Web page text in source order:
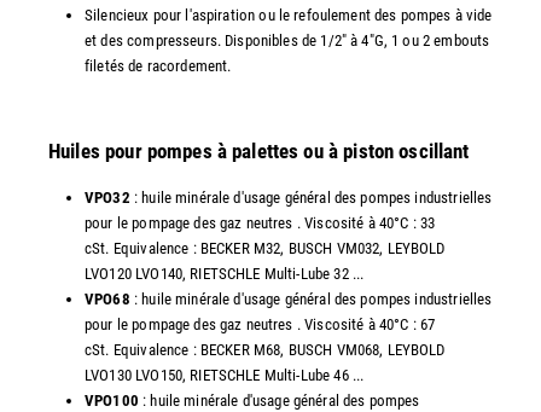
Silencieux pour l'aspiration ou le refoulement des pompes à vide
et des compresseurs. Disponibles de 1/2" à 4"G, 1 ou 2 embouts
filetés de racordement.
Huiles pour pompes à palettes ou à piston oscillant
VPO32 : huile minérale d'usage général des pompes industrielles
pour le pompage des gaz neutres . Viscosité à 40°C : 33
cSt. Equivalence : BECKER M32, BUSCH VM032, LEYBOLD
LVO120 LVO140, RIETSCHLE Multi-Lube 32 ...
VPO68 : huile minérale d'usage général des pompes industrielles
pour le pompage des gaz neutres . Viscosité à 40°C : 67
cSt. Equivalence : BECKER M68, BUSCH VM068, LEYBOLD
LVO130 LVO150, RIETSCHLE Multi-Lube 46 ...
VPO100 : huile minérale d'usage général des pompes